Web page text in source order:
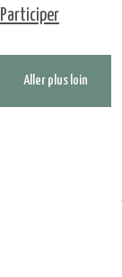
Participer
Aller plus loin